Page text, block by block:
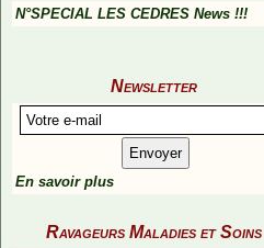
N°SPECIAL LES CEDRES News !!!
Newsletter
En savoir plus
Ravageurs Maladies et Soins